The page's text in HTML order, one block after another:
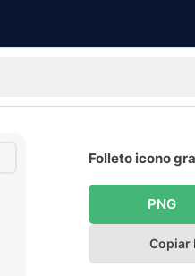
Folleto icono
PNG
Copiar